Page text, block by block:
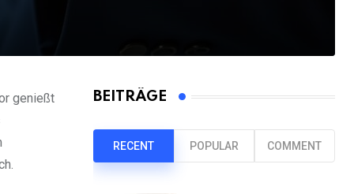
genießt
BEITRÄGE
RECENT POPULAR COMMENT